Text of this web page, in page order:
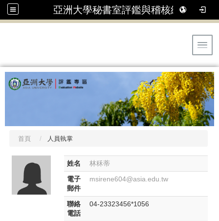
亞洲大學秘書室評鑑與稽核組
首頁 人員執掌
姓名 林秝蒂
電子
郵件
msirene604@asia.edu.tw
聯絡
電話
04-23323456*1056